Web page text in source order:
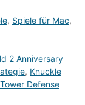
, Spiele für Mac,
2 Anniversary
, Knuckle
Tower Defense